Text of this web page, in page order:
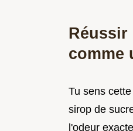
Réussir
comme
Tu sens
sirop de
l'odeur